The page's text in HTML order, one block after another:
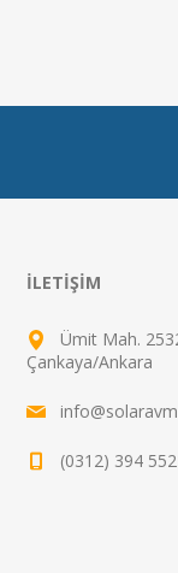
İLETIŞIM
Ümit Mah.
Çankaya/Ankara
(0312) 394